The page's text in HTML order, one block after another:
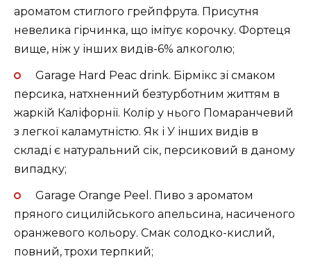
ароматом стиглого грейпфрута. Присутня
невелика гірчинка, що імітує корочку. Фортеця
вище, ніж у інших видів-6% алкоголю;
Garage Hard Реасһ drink. Бірмікс зі смаком
персика, натхненний безтурботним життям в
жаркій Каліфорнії. Колір у нього Помаранчевий
з легкої каламутністю. Як і У інших видів в
складі є натуральний сік, персиковий в даному
випадку;
Garage Orange Peel. Пиво з ароматом
пряного сицилійського апельсина, насиченого
оранжевого кольору. Смак солодко-кислий,
повний, трохи терпкий;